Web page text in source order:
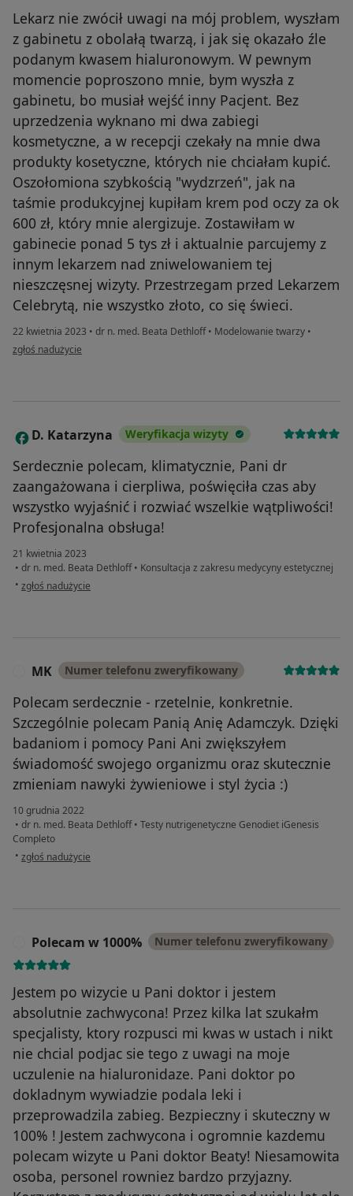
Lekarz nie zwócił uwagi na mój problem, wyszłam
z gabinetu z obolałą twarzą, i jak się okazało źle
podanym kwasem hialuronowym. W pewnym
momencie poproszono mnie, bym wyszła z
gabinetu, bo musiał wejść inny Pacjent. Bez
uprzedzenia wyknano mi dwa zabiegi
kosmetyczne, a w recepcji czekały na mnie dwa
produkty kosetyczne, których nie chciałam kupić.
Oszołomiona szybkością "wydzrzeń", jak na
taśmie produkcyjnej kupiłam krem pod oczy za ok
600 zł, który mnie alergizuje. Zostawiłam w
gabinecie ponad 5 tys zł i aktualnie parcujemy z
innym lekarzem nad zniwelowaniem tej
nieszczęsnej wizyty. Przestrzegam przed Lekarzem
Celebrytą, nie wszystko złoto, co się świeci.
22 kwietnia 2023 • dr n. med. Beata Dethloff• Modelowanie twarzy •
w opinii użytkownika MM
zgłoś nadużycie
D D. Katarzyna Weryfikacja wizyty
Serdecznie polecam, klimatycznie, Pani dr
zaangażowana i cierpliwa, poświęciła czas aby
wszystko wyjaśnić i rozwiać wszelkie wątpliwości!
Profesjonalna obsługa!
21 kwietnia 2023
• dr n. med. Beata Dethloff• Konsultacja z zakresu medycyny estetycznej
• w opinii użytkownika D. Katarzyna
zgłoś nadużycie
MK Numer telefonu zweryfikowany
Polecam serdecznie - rzetelnie, konkretnie.
Szczególnie polecam Panią Anię Adamczyk. Dzięki
badaniom i pomocy Pani Ani zwiększyłem
świadomość swojego organizmu oraz skutecznie
zmieniam nawyki żywieniowe i styl życia :)
10 grudnia 2022
• dr n. med. Beata Dethloff• Testy nutrigenetyczne Genodiet iGenesis
Completo
• w opinii użytkownika MK
zgłoś nadużycie
Polecam w 1000% Numer telefonu zweryfikowany
Jestem po wizycie u Pani doktor i jestem
absolutnie zachwycona! Przez kilka lat szukałm
specjalisty, ktory rozpusci mi kwas w ustach i nikt
nie chcial podjac sie tego z uwagi na moje
uczulenie na hialuronidaze. Pani doktor po
dokladnym wywiadzie podala leki i
przeprowadzila zabieg. Bezpieczny i skuteczny w
100% ! Jestem zachwycona i ogromnie kazdemu
polecam wizyte u Pani doktor Beaty! Niesamowita
osoba, personel rowniez bardzo przyjazny.